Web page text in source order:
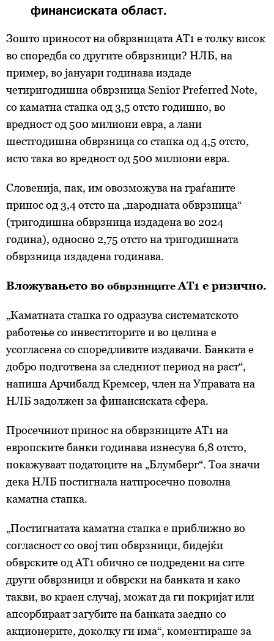
финансиската област.
Зошто приносот на обврзницата АТ1 е толку висок
во споредба со другите обврзници? НЛБ, на
пример, во јануари годинава издаде
четиригодишна обврзница Senior Preferred Note,
со каматна стапка од 3,5 отсто годишно, во
вредност од 500 милиони евра, а лани
шестгодишна обврзница со стапка од 4,5 отсто,
исто така во вредност од 500 милиони евра.
Словенија, пак, им овозможува на граѓаните
принос од 3,4 отсто на „народната обврзница“
(тригодишна обврзница издадена во 2024
година), односно 2,75 отсто на тригодишната
обврзница издадена годинава.
Вложувањето во обврзниците АТ1 е ризично.
„Каматната стапка го одразува систематското
работење со инвеститорите и во целина е
усогласена со споредливите издавачи. Банката е
добро подготвена за следниот период на раст“,
напиша Арчибалд Кремсер, член на Управата на
НЛБ задолжен за финансиската сфера.
Просечниот принос на обврзницитеАТ1 на
европските банки годинава изнесува 6,8 отсто,
покажуваат податоците на „Блумберг“. Тоа значи
дека НЛБ постигнала натпросечно поволна
каматна стапка.
„Постигнатата каматна стапка е приближно во
согласност со овој тип обврзници, бидејќи
обврските од AT1 обично се подредени на сите
други обврзници и обврски на банката и како
такви, во краен случај, можат да ги покријат или
апсорбираат загубите на банката заедно со
акционерите, доколку ги има“, коментираше за